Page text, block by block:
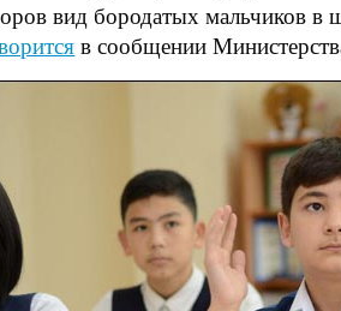
вид бородатых мальчиков
в сообщении